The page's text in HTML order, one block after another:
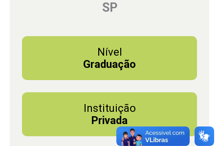
SP
Nível
Graduação
Instituição
Privada